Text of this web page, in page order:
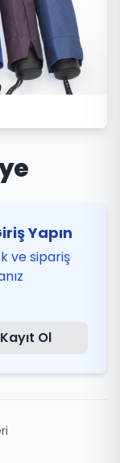
Yapın
ve sipariş
Kayıt Ol